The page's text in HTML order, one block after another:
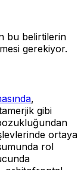
bu belirtilerin
gerekiyor.
,
gibi
ortaya
rol